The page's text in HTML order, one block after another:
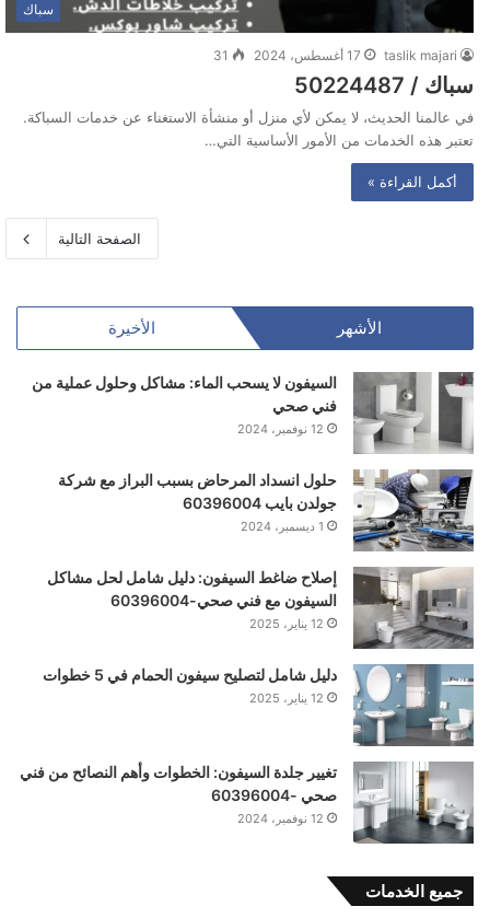
سباك
taslik majari 17 أغسطس، 2024 31
سباك / 50224487
في عالمنا الحديث، لا يمكن لأي منزل أو منشأة الاستغناء عن خدمات السباكة.
تعتبر هذه الخدمات من الأمور الأساسية التي…
أكمل القراءة »
الصفحة التالية
الأشهر الأخيرة
السيفون لا يسحب الماء: مشاكل وحلول عملية من
فني صحي
12 نوفمبر، 2024
حلول انسداد المرحاض بسبب البراز مع شركة
جولدن بايب 60396004
1 ديسمبر، 2024
إصلاح ضاغط السيفون: دليل شامل لحل مشاكل
السيفون مع فني صحي-60396004
12 يناير، 2025
دليل شامل لتصليح سيفون الحمام في 5 خطوات
12 يناير، 2025
تغيير جلدة السيفون: الخطوات وأهم النصائح من فني
صحي -60396004
12 نوفمبر، 2024
جميع الخدمات